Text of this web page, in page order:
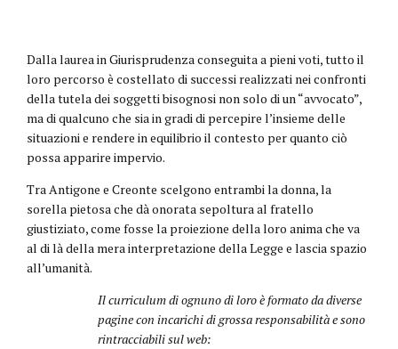
Dalla laurea in Giurisprudenza conseguita a pieni voti, tutto il
loro percorso è costellato di successi realizzati nei confronti
della tutela dei soggetti bisognosi non solo di un “avvocato”,
ma di qualcuno che sia in gradi di percepire l’insieme delle
situazioni e rendere in equilibrio il contesto per quanto ciò
possa apparire impervio.
Tra Antigone e Creonte scelgono entrambi la donna, la
sorella pietosa che dà onorata sepoltura al fratello
giustiziato, come fosse la proiezione della loro anima che va
al di là della mera interpretazione della Legge e lascia spazio
all’umanità.
Il curriculum di ognuno di loro è formato da diverse
pagine con incarichi di grossa responsabilità e sono
rintracciabili sul web: